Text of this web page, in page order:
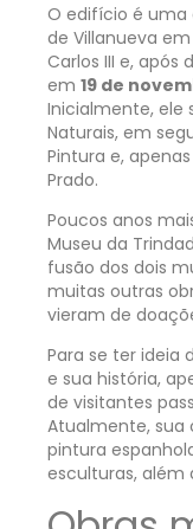
O edifício é uma
de Villanueva
Carlos III e, após
em 19 de
Inicialmente, ele
Naturais, em
Pintura e,
Prado.
Poucos anos
Museu da
fusão dos dois
muitas outras
vieram de
Para se ter ideia
e sua história,
de visitantes
Atualmente, sua
pintura
esculturas, além